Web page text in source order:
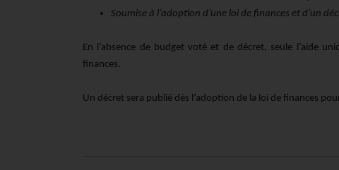
Soumise à l’adoption d’une loi de finances et d’un
En l’absence de budget voté et de décret, seule l’aide
finances.
Un décret sera publié dès l’adoption de la loi de finances